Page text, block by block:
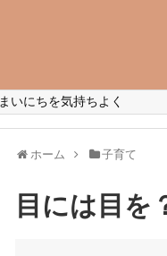
まいにちを気持ちよく
ホーム 子育て
目には目を